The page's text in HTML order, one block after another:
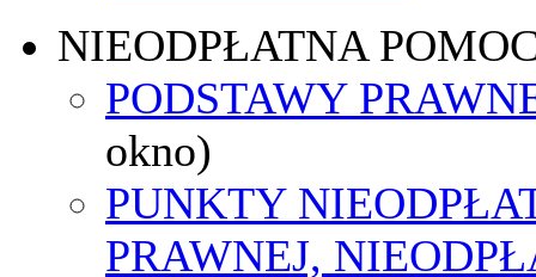
NIEODPŁATNA
PODSTAWY
okno)
PUNKTY
PRAWNEJ,